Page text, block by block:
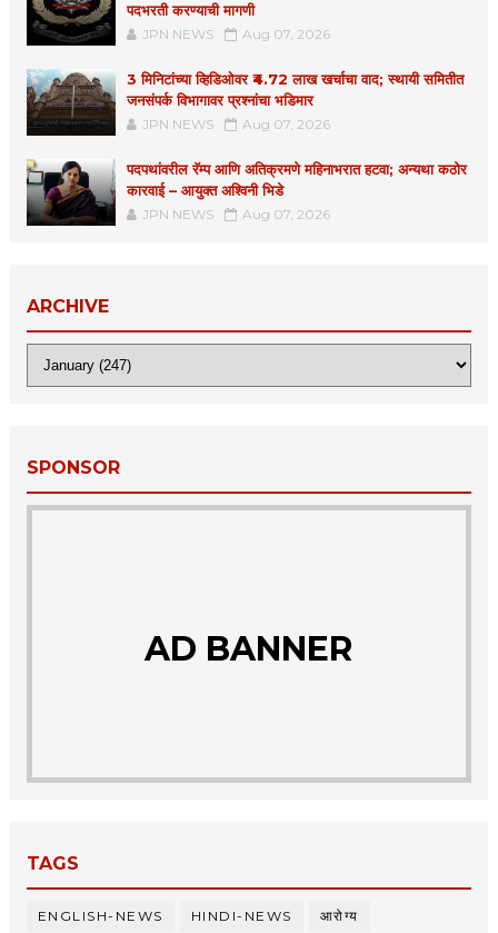
पदभरती करण्याची मागणी
JPN NEWS Aug 07, 2026
3 मिनिटांच्या व्हिडिओवर ₹4.72 लाख खर्चाचा वाद; स्थायी समितीत
जनसंपर्क विभागावर प्रश्नांचा भडिमार
JPN NEWS Aug 07, 2026
पदपथांवरील रॅम्प आणि अतिक्रमणे महिनाभरात हटवा; अन्यथा कठोर
कारवाई – आयुक्त अश्विनी भिडे
JPN NEWS Aug 07, 2026
ARCHIVE
SPONSOR
AD BANNER
TAGS
ENGLISH-NEWS HINDI-NEWS आरोग्य